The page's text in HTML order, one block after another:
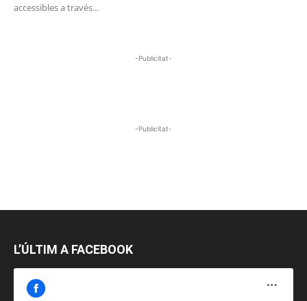
accessibles a través...
-Publicitat-
-Publicitat-
L’ÚLTIM A FACEBOOK